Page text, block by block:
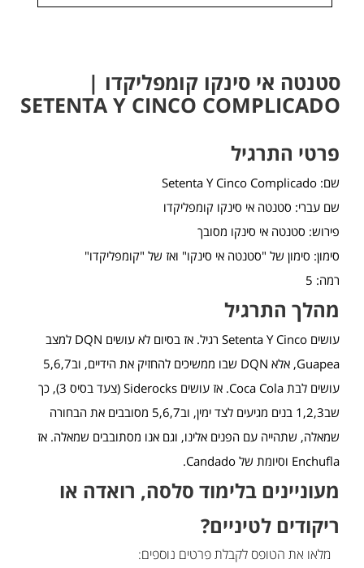
סטנטה אי סינקו קומפליקדו |
SETENTA Y CINCO COMPLICADO
פרטי התרגיל
שם: Setenta Y Cinco Complicado
שם עברי: סטנטה אי סינקו קומפליקדו
פירוש: סטנטה אי סינקו מסובך
סימון: סימון של "סטנטה אי סינקו" ואז של "קומפליקדו"
רמה: 5
מהלך התרגיל
עושים Setenta Y Cinco רגיל. אז בסיום לא עושים DQN למצב
Guapea, אלא DQN שבו ממשיכים להחזיק את הידיים, וב5,6,7
עושים לבת Coca Cola. אז עושים Siderocks (צעד בסיס 3), כך
שב1,2,3 בנים מגיעים לצד ימין, וב5,6,7 מסובבים את הבחורה
שמאלה, שתהייה עם הפנים אלינו, וגם אנו מסתובבים שמאלה. אז
Enchufla וסיומת של Candado.
מעוניינים בלימוד סלסה, רואדה או
ריקודים לטיניים?
מלאו את הטופס לקבלת פרטים נוספים: